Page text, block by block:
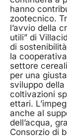
hanno
zootecnico.
l’avvio della
utili” di
di
la
settore
per una
sviluppo
coltivazioni
ettari.
anche al
dell’acqua,
Consorzio di